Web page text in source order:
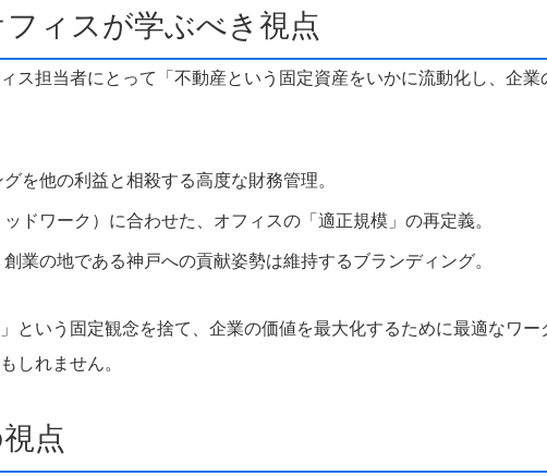
ィスが学ぶべき視点
ス担当者にとって「不動産という固定資産をいかに流動化し、企
を他の利益と相殺する高度な財務管理。
ドワーク）に合わせた、オフィスの「適正規模」の再定義。
業の地である神戸への貢献姿勢は維持するブランディング。
という固定観念を捨て、企業の価値を最大化するために最適なワ
しれません。
点